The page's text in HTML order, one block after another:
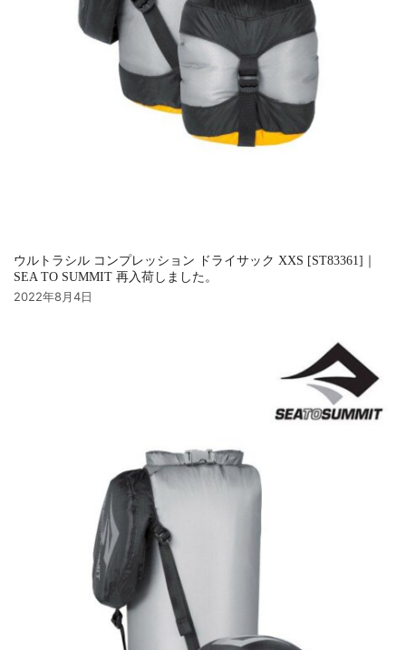
ウルトラシル コンプレッション ドライサック XXS [ST83361]｜
SEA TO SUMMIT 再入荷しました。
2022年8月4日